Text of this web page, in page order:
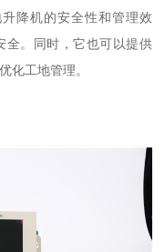
降机的安全性和管理效
全。同时，它也可以提供
化工地管理。